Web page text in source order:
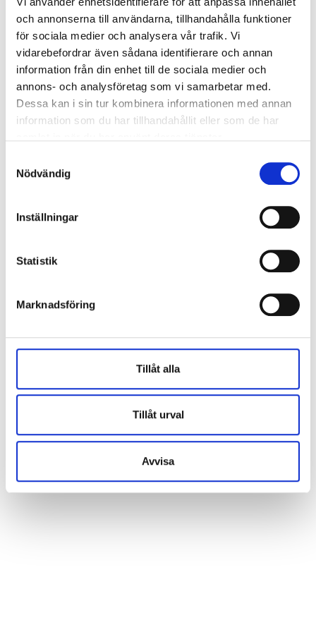
och annonserna till användarna, tillhandahålla funktioner
för sociala medier och analysera vår trafik. Vi
vidarebefordrar även sådana identifierare och annan
information från din enhet till de sociala medier och
annons- och analysföretag som vi samarbetar med.
Dessa kan i sin tur kombinera informationen med annan
information som du har tillhandahållit eller som de har
Nödvändig
Inställningar
Statistik
Marknadsföring
Tillåt alla
Tillåt urval
Avvisa
Mobiltelefoner och andra mobila enheter ska hållas stängda
under undervisningen om de inte används separat för
studieändamål. Användningen av en kameratelefon måste
följa goda seder och respektera integritet och
arbetsplatsbestämmelser.
I klassrummet
Jag följer lärarens instruktioner.
Jag fokuserar på praktiken och ger alla arbetsro.
Verkställighet och sanktioner
Efterlevnaden av arbetsordningen övervakas av alla
personer som arbetar på Hurja Piruetti. Alla överträdelser
arbetsordningen kommer att resultera i att en av följande
Intervju (lärare och/eller rektor och föräldrar
involverade vid behov)
Ärendet behandlas av styrelsen som beslutar om
ytterligare åtgärder (såsom tillfällig uppsägning)